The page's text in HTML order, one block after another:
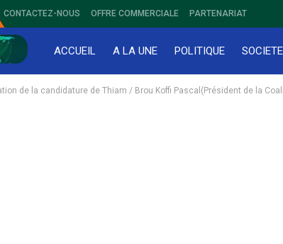
CONTACTEZ-NOUS OFFRE COMMERCIALE PARTENARIAT
ACCUEIL A LA UNE POLITIQUE SOCIETE
de la candidature de Thiam / Brou Koffi Pascal(Président de la